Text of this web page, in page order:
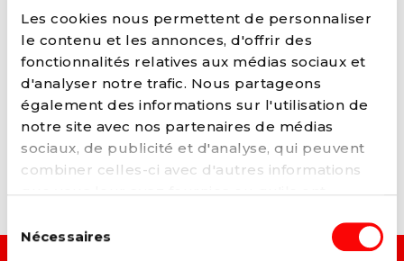
Les cookies nous permettent de personnaliser
le contenu et les annonces, d'offrir des
fonctionnalités relatives aux médias sociaux et
d'analyser notre trafic. Nous partageons
également des informations sur l'utilisation de
notre site avec nos partenaires de médias
sociaux, de publicité et d'analyse, qui peuvent
combiner celles-ci avec d'autres informations
services. Vous pouvez à tout moment modifier
politique
duNécessaires
MUSTAPHA AKOUZ
ARTICLES LIÉS